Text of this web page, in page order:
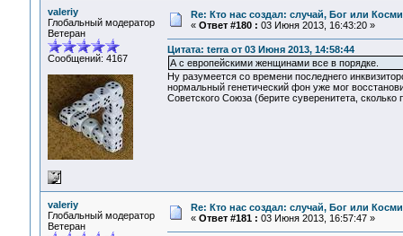
valeriy
Глобальный модератор
Ветеран
Сообщений: 4167
Re: Кто нас создал: случай, Бог или
« Ответ #180 : 03 Июня 2013, 16:43:20 »
Цитата: terra от 03 Июня 2013, 14:58:44
А с европейскими женщинами все в порядке.
Ну разумеется со времени последнего
нормальный генетический фон уже мог
Советского Союза (берите суверенитета, сколько
valeriy
Глобальный модератор
Ветеран
Re: Кто нас создал: случай, Бог или
« Ответ #181 : 03 Июня 2013, 16:57:47 »